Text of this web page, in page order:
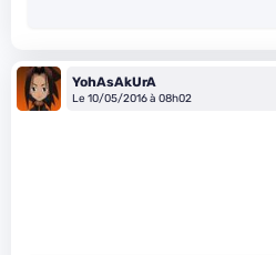
YohAsAkUrA
Le 10/05/2016 à 08h02